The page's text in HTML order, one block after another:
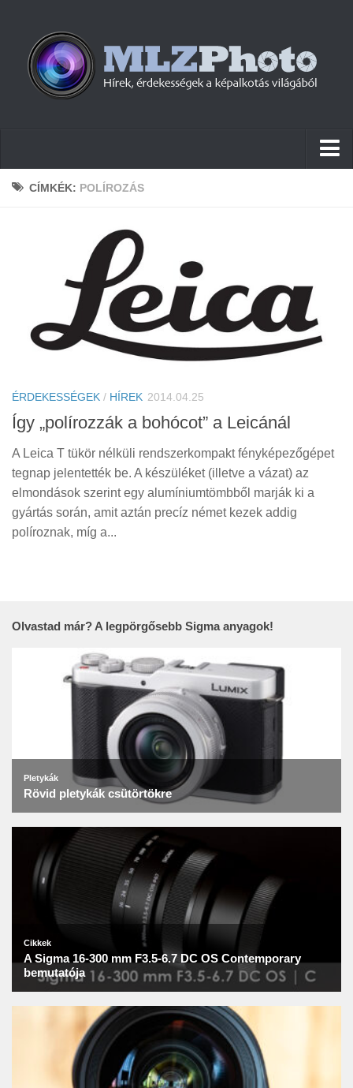
Hírek
Tudástár
Érdekességek
Helyszíni Riport
E-BB
CÍMKÉK: POLÍROZÁS
ÉRDEKESSÉGEK / HÍREK 2014.04.25
Így „polírozzák a bohócot” a Leicánál
A Leica T tükör nélküli rendszerkompakt fényképezőgépet
tegnap jelentették be. A készüléket (illetve a vázat) az
elmondások szerint egy alumíniumtömbből marják ki a
gyártás során, amit aztán precíz német kezek addig
políroznak, míg a...
Olvastad már? A legpörgősebb Sigma anyagok!